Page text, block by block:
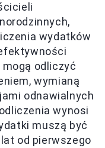
wydatków
odliczyć
wymianą
odnawialnych
wynosi
muszą być
od pierwszego